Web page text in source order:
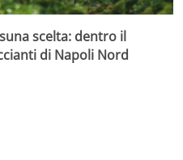
scelta: dentro il
di Napoli Nord